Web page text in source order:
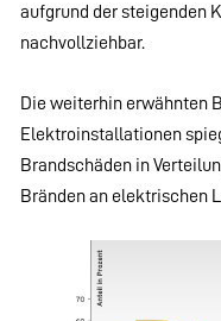
aufgrund der steigenden
nachvollziehbar.
Die weiterhin erwähnten
Elektroinstallationen
Brandschäden in
Bränden an elektrischen